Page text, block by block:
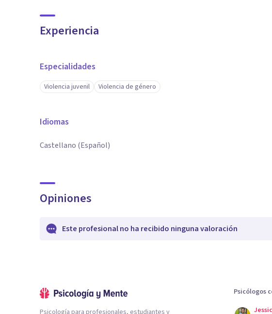
Experiencia
Especialidades
Violencia juvenil Violencia de género
Idiomas
Castellano (Español)
Opiniones
Este profesional no ha recibido ninguna valoración
Psicología para profesionales, estudiantes y
Psicólogos